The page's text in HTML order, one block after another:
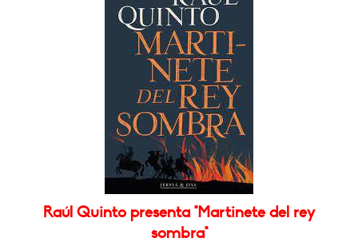
Raúl Quinto presenta "Martinete del rey
sombra"